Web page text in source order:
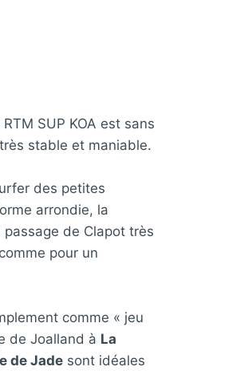
SUP KOA est sans
stable et maniable.
des petites
arrondie, la
de Clapot très
pour un
comme « jeu
de Joalland à La
de Jade sont idéales